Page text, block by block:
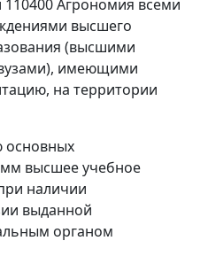
Агрономия всеми
высшего
(высшими
имеющими
на территории
основных
высшее учебное
наличии
выданной
органом